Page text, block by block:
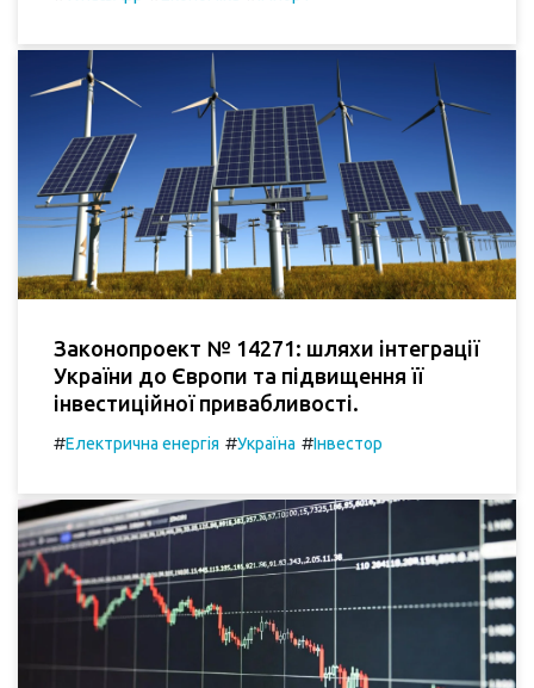
Законопроект № 14271: шляхи інтеграції
України до Європи та підвищення її
інвестиційної привабливості.
#Електрична енергія #Україна #Інвестор